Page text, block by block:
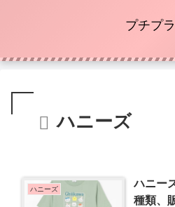
プチプ
ハニーズ
ハニーズ
ハニー
種類、